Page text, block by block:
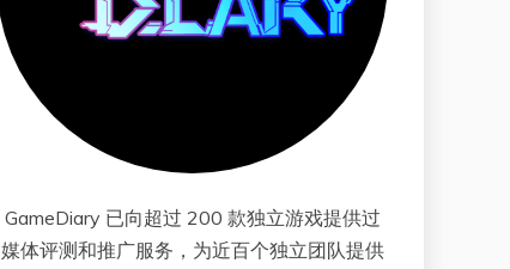
GameDiary 已向超过 200 款独立游戏提供过
媒体评测和推广服务，为近百个独立团队提供